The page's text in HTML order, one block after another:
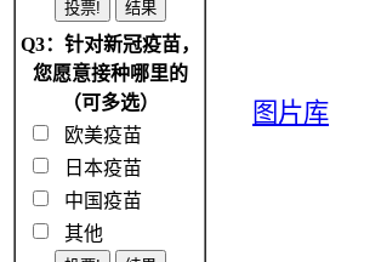
Q3：针对新冠疫苗，
您愿意接种哪里的
（可多选）
欧美疫苗
日本疫苗
中国疫苗
其他
图片库